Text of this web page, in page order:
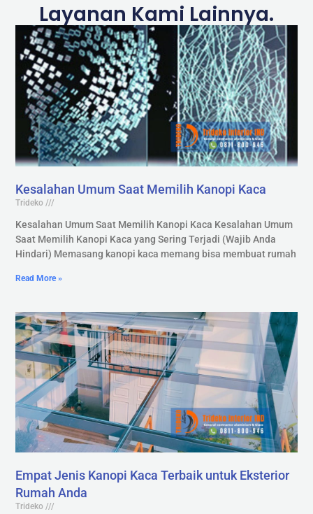
Layanan Kami Lainnya.
Kesalahan Umum Saat Memilih Kanopi Kaca
Trideko
Kesalahan Umum Saat Memilih Kanopi Kaca Kesalahan Umum
Saat Memilih Kanopi Kaca yang Sering Terjadi (Wajib Anda
Hindari) Memasang kanopi kaca memang bisa membuat rumah
Read More »
Empat Jenis Kanopi Kaca Terbaik untuk Eksterior
Rumah Anda
Trideko